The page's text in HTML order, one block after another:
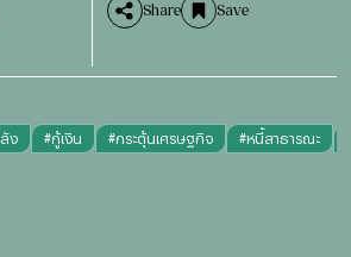
Share Save
ง #กู้เงิน #กระตุ้นเศรษฐกิจ #หนี้สาธารณะ